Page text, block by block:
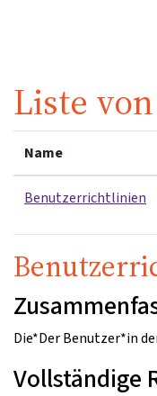
Liste
Name
Benutzerrichtlinien
Die*Der Benutzer*in
Vollständige